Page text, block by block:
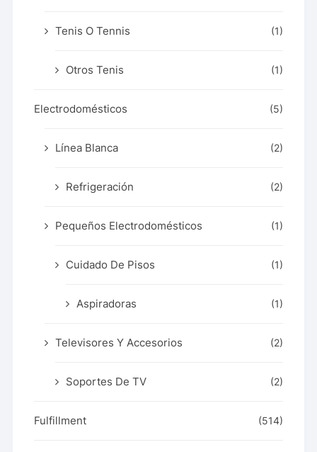
Tenis O Tennis (1)
Otros Tenis (1)
Electrodomésticos (5)
Línea Blanca (2)
Refrigeración (2)
Pequeños Electrodomésticos (1)
Cuidado De Pisos (1)
Aspiradoras (1)
Televisores Y Accesorios (2)
Soportes De TV (2)
Fulfillment (514)